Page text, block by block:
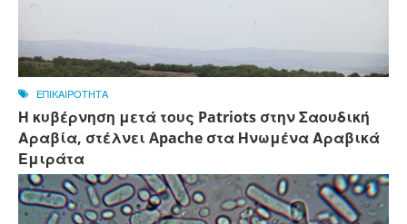
ΕΠΙΚΑΙΡΟΤΗΤΑ
Η κυβέρνηση μετά τους Patriots στην Σαουδική
Αραβία, στέλνει Apache στα Ηνωμένα Αραβικά
Εμιράτα